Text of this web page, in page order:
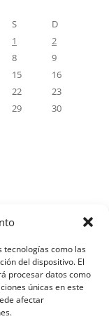
tecnologías como las
del dispositivo. El
procesar datos como
únicas en este
afectar
S
D
1
2
8
9
15
16
22
23
29
30
Commentaire
pour les